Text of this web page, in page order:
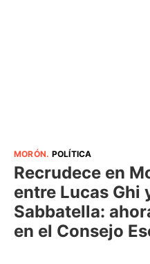
MORÓN. POLÍTICA
Recrudece en
entre Lucas Ghi
Sabbatella:
en el Consejo